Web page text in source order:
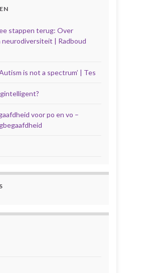
stappen terug: Over
| Radboud
is not a spectrum’ | Tes
voor po en vo –